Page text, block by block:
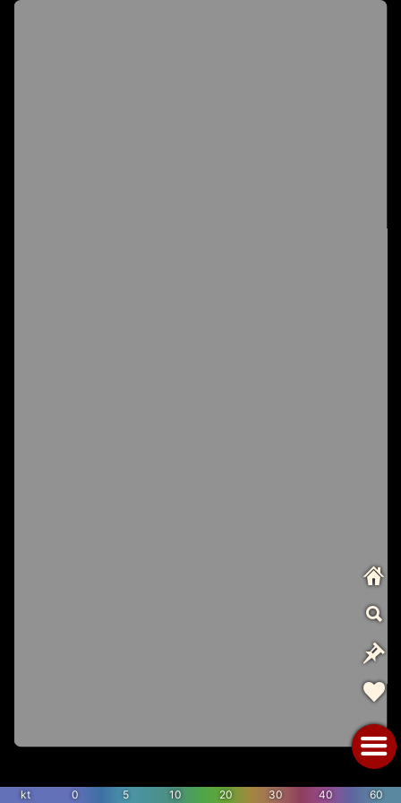
kt 0 5 10 20 30 40 60